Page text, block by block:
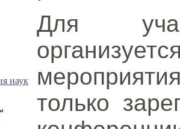
Для
только